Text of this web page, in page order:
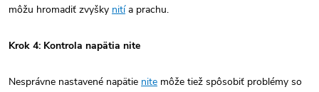
môžu hromadiť zvyšky nitía prachu.
Krok 4: Kontrola napätia nite
Nesprávne nastavené napätie nite môže tiež spôsobiť problémy so